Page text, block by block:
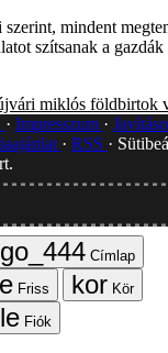
mindent
szítsanak a
miklós földbirtok
Impresszum
RSS
Címlap
Friss
Kör
Fiók